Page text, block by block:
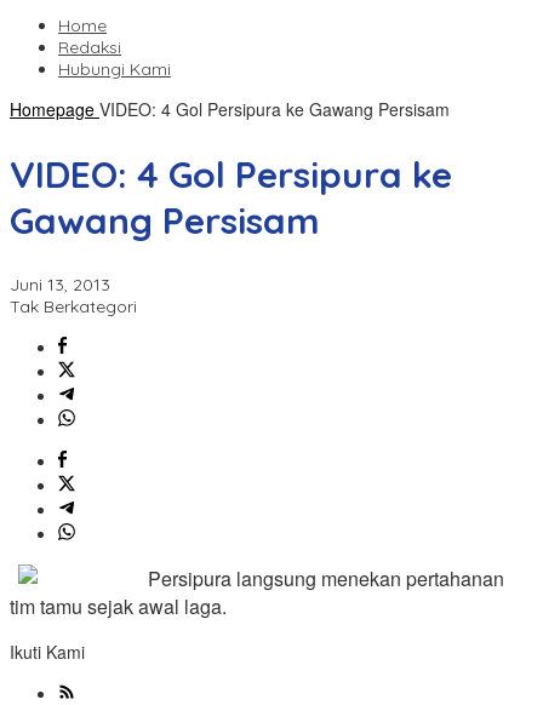
Home
Redaksi
Hubungi Kami
Homepage VIDEO: 4 Gol Persipura ke Gawang Persisam
VIDEO: 4 Gol Persipura ke
Gawang Persisam
Juni 13, 2013
Tak Berkategori
Persipura langsung menekan pertahanan
tim tamu sejak awal laga.
Ikuti Kami